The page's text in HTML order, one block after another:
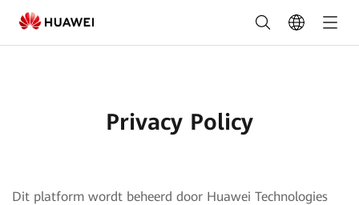
Privacy
-
Nederland
Privacy Policy
Dit platform wordt beheerd door Huawei Technologies